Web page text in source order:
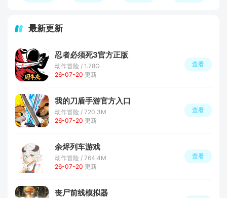
最新更新
忍者必须死3官方正版
动作冒险 / 1.78G
26-07-20 更新
查看
我的刀盾手游官方入口
动作冒险 / 720.3M
26-07-20 更新
查看
余烬列车游戏
动作冒险 / 764.4M
26-07-20 更新
查看
丧尸前线模拟器